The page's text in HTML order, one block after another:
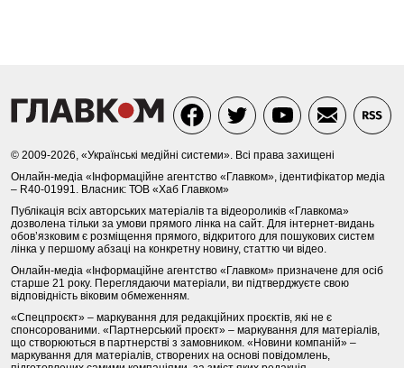
© 2009-2026, «Українські медійні системи». Всі права захищені
Онлайн-медіа «Інформаційне агентство «Главком», ідентифікатор медіа
– R40-01991. Власник: ТОВ «Хаб Главком»
Публікація всіх авторських матеріалів та відеороликів «Главкома»
дозволена тільки за умови прямого лінка на сайт. Для інтернет-видань
обов’язковим є розміщення прямого, відкритого для пошукових систем
лінка у першому абзаці на конкретну новину, статтю чи відео.
Онлайн-медіа «Інформаційне агентство «Главком» призначене для осіб
старше 21 року. Переглядаючи матеріали, ви підтверджуєте свою
відповідність віковим обмеженням.
«Спецпроєкт» – маркування для редакційних проєктів, які не є
спонсорованими. «Партнерський проєкт» – маркування для матеріалів,
що створюються в партнерстві з замовником. «Новини компаній» –
маркування для матеріалів, створених на основі повідомлень,